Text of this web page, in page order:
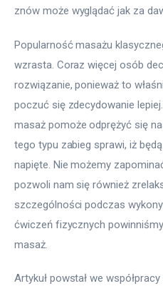
znów może wyglądać jak za
Popularność masażu
wzrasta. Coraz więcej osób
rozwiązanie, ponieważ to
poczuć się zdecydowanie
masaż pomoże odprężyć się
tego typu zabieg sprawi, iż
napięte. Nie możemy
pozwoli nam się również
szczególności podczas
ćwiczeń fizycznych
masaż.
Artykuł powstał we